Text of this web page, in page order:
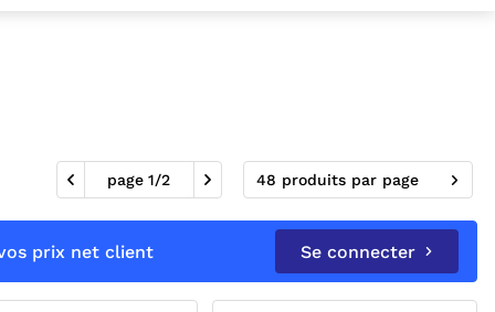
page 1/2 48 produits par page
prix net client Se connecter